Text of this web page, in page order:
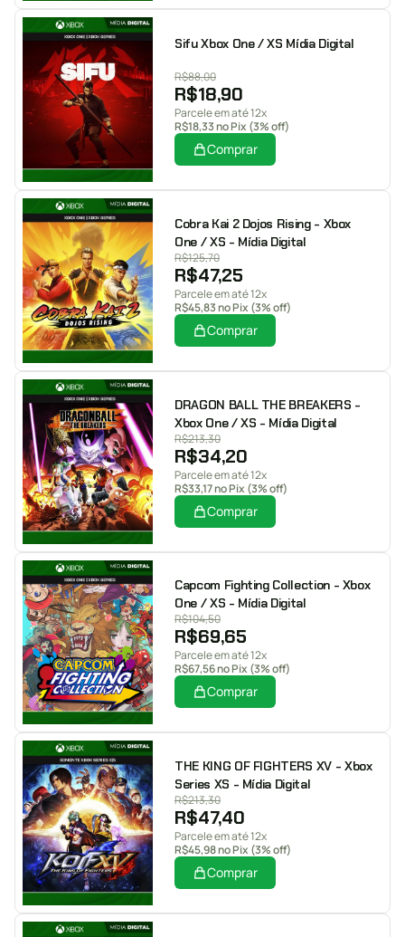
Sifu Xbox One / XS Mídia Digital
R$88,00
R$18,90
Parcele em até 12x
R$18,33no Pix (3% off)
Comprar
Cobra Kai 2 Dojos Rising - Xbox
One / XS - Mídia Digital
R$125,70
R$47,25
Parcele em até 12x
R$45,83no Pix (3% off)
Comprar
DRAGON BALL THE BREAKERS -
Xbox One / XS - Mídia Digital
R$213,30
R$34,20
Parcele em até 12x
R$33,17no Pix (3% off)
Comprar
Capcom Fighting Collection - Xbox
One / XS - Mídia Digital
R$104,50
R$69,65
Parcele em até 12x
R$67,56no Pix (3% off)
Comprar
THE KING OF FIGHTERS XV - Xbox
Series XS - Mídia Digital
R$213,30
R$47,40
Parcele em até 12x
R$45,98no Pix (3% off)
Comprar